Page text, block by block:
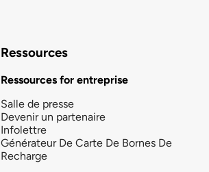
Ressources
Ressources for entreprise
Salle de presse
Devenir un partenaire
Infolettre
Générateur De Carte De Bornes De
Recharge